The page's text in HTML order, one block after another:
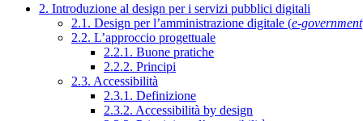
2. Introduzione al design per i servizi pubblici digitali
2.1. Design per l’amministrazione digitale (e-government
2.2. L’approccio progettuale
2.2.1. Buone pratiche
2.2.2. Principi
2.3. Accessibilità
2.3.1. Definizione
2.3.2. Accessibilità by design